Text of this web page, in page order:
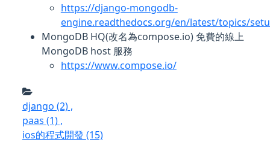
https://django-mongodb-
engine.readthedocs.org/en/latest/topics/
MongoDB HQ(改名為compose.io) 免費的線上
MongoDB host 服務
https://www.compose.io/
django (2),
paas (1),
ios的程式開發 (15)